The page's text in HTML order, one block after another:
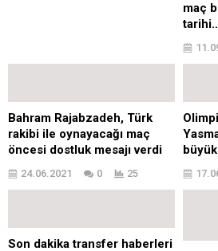
maç
Bahram Rajabzadeh, Türk
rakibi ile oynayacağı maç
öncesi dostluk mesajı verdi
24.06.2021 0 25
büyük
Son dakika transfer haberleri